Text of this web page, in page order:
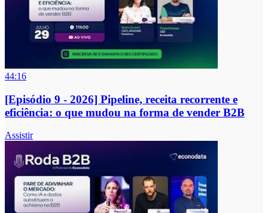
44:16
[Episódio 9 - 2026] Pipeline, receita recorrente e
eficiência: o que mudou na forma de vender B2B
Assistir